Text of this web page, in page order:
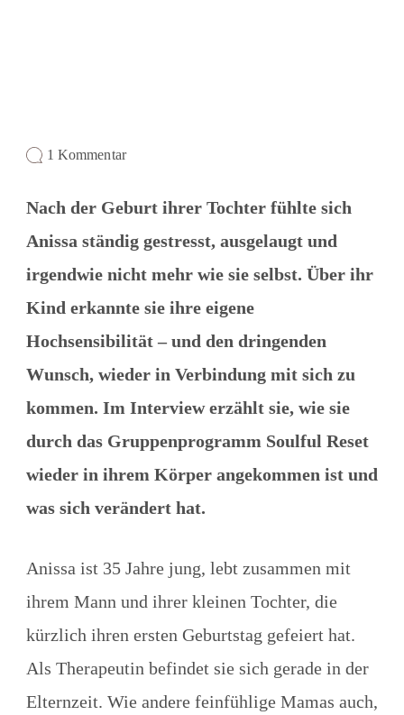
1 Kommentar
Nach der Geburt ihrer Tochter fühlte sich
Anissa ständig gestresst, ausgelaugt und
irgendwie nicht mehr wie sie selbst. Über ihr
Kind erkannte sie ihre eigene
Hochsensibilität – und den dringenden
Wunsch, wieder in Verbindung mit sich zu
kommen. Im Interview erzählt sie, wie sie
durch das Gruppenprogramm Soulful Reset
wieder in ihrem Körper angekommen ist und
was sich verändert hat.
Anissa ist 35 Jahre jung, lebt zusammen mit
ihrem Mann und ihrer kleinen Tochter, die
kürzlich ihren ersten Geburtstag gefeiert hat.
Als Therapeutin befindet sie sich gerade in der
Elternzeit. Wie andere feinfühlige Mamas auch,